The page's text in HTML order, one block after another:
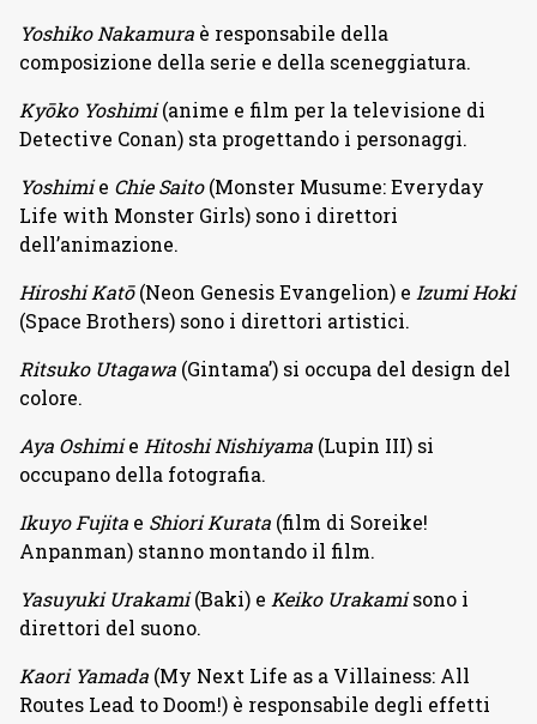
Yoshiko Nakamura è responsabile della
composizione della serie e della sceneggiatura.
Kyōko Yoshimi(anime e film per la televisione di
Detective Conan) sta progettando i personaggi.
Yoshimie Chie Saito(Monster Musume: Everyday
Life with Monster Girls) sono i direttori
dell’animazione.
Hiroshi Katō(Neon Genesis Evangelion) e Izumi Hoki
(Space Brothers) sono i direttori artistici.
Ritsuko Utagawa (Gintama’) si occupa del design del
colore.
Aya Oshimie Hitoshi Nishiyama (Lupin III) si
occupano della fotografia.
Ikuyo Fujita e Shiori Kurata (film di Soreike!
Anpanman) stanno montando il film.
Yasuyuki Urakami(Baki) e Keiko Urakamisono i
direttori del suono.
Kaori Yamada (My Next Life as a Villainess: All
Routes Lead to Doom!) è responsabile degli effetti